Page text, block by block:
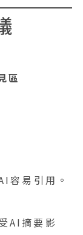
區
容易引用。
AI摘要影